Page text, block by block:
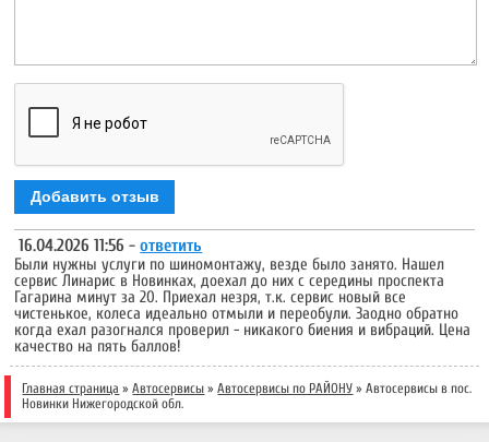
Добавить отзыв
16.04.2026 11:56 -ответить
Были нужны услуги по шиномонтажу, везде было занято. Нашел
сервис Линарис в Новинках, доехал до них с середины проспекта
Гагарина минут за 20. Приехал незря, т.к. сервис новый все
чистенькое, колеса идеально отмыли и переобули. Заодно обратно
когда ехал разогнался проверил - никакого биения и вибраций. Цена
качество на пять баллов!
Главная страница »Автосервисы »Автосервисы по РАЙОНУ » Автосервисы в пос.
Новинки Нижегородской обл.